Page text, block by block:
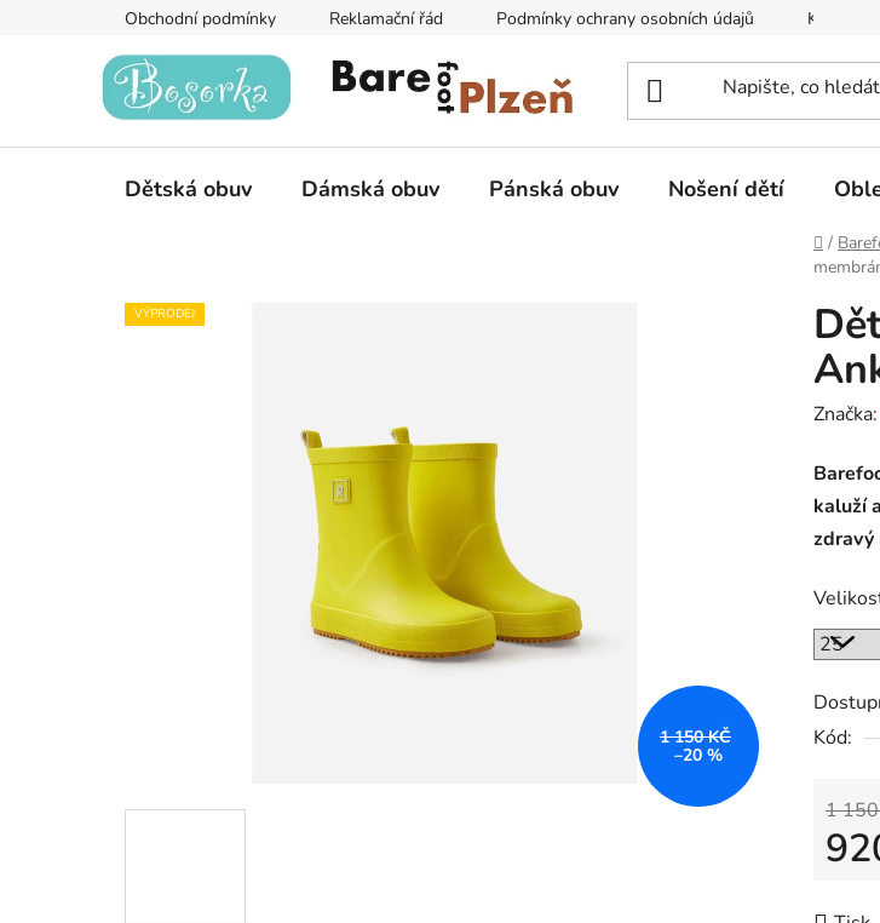
Obchodní podmínky Reklamační řád Podmínky ochrany osobních údajů Kontakty
Dětská obuv Dámská obuv Pánská obuv Nošení dětí
Domů
/
Značka:
kaluží
zdravý
Kód:
1
VÝPRODEJ
1 150 KČ
–20 %